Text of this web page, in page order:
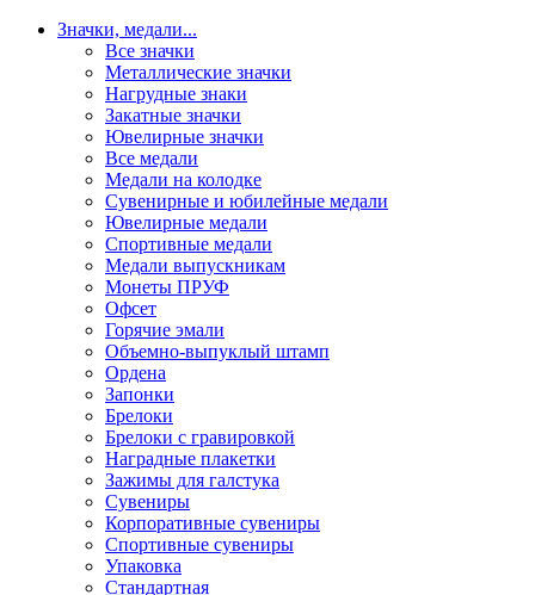
Значки, медали...
Все значки
Металлические значки
Нагрудные знаки
Закатные значки
Ювелирные значки
Все медали
Медали на колодке
Сувенирные и юбилейные медали
Ювелирные медали
Спортивные медали
Медали выпускникам
Монеты ПРУФ
Офсет
Горячие эмали
Объемно-выпуклый штамп
Ордена
Запонки
Брелоки
Брелоки с гравировкой
Наградные плакетки
Зажимы для галстука
Сувениры
Корпоративные сувениры
Спортивные сувениры
Упаковка
Стандартная